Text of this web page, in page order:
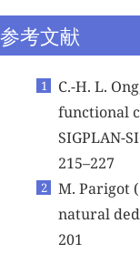
参考文献
C.-H. L.
functional
SIGPLAN-
215–227
M. Parigot
natural
201